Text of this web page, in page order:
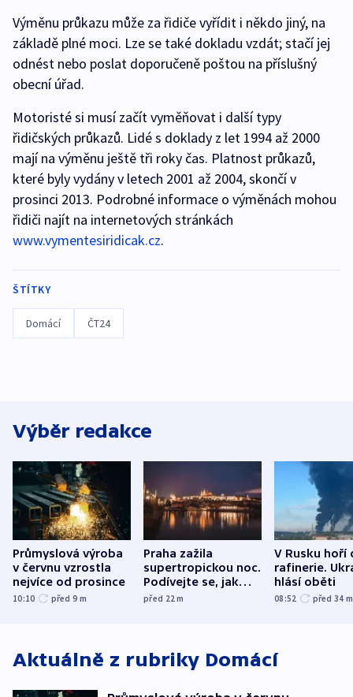
Výměnu průkazu může za řidiče vyřídit i někdo jiný, na
základě plné moci. Lze se také dokladu vzdát; stačí jej
odnést nebo poslat doporučeně poštou na příslušný
obecní úřad.
Motoristé si musí začít vyměňovat i další typy
řidičských průkazů. Lidé s doklady z let 1994 až 2000
mají na výměnu ještě tři roky čas. Platnost průkazů,
které byly vydány v letech 2001 až 2004, skončí v
prosinci 2013. Podrobné informace o výměnách mohou
řidiči najít na internetových stránkách
www.vymentesiridicak.cz.
ŠTÍTKY
Domácí ČT24
Výběr redakce
Průmyslová výroba
v červnu vzrostla
nejvíce od prosince
10:10 před 9 m
Praha zažila
supertropickou noc.
Podívejte se, jak
bylo u vás
před 22m
V Rusku hoří
rafinerie.
hlásí oběti
08:52 před 34 m
Aktuálně z rubriky Domácí